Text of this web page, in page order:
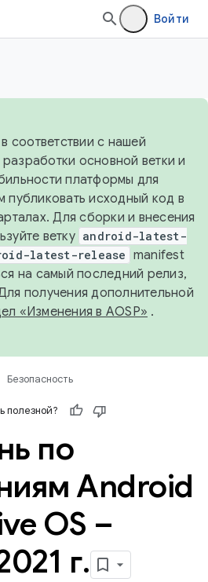
Войти
соответствии с нашей
основной ветки и
платформы для
публиковать исходный код в
Для сборки и внесения
ветку android-latest-
latest-release manifest
на самый последний релиз,
получения дополнительной
«Изменения в AOSP» .
Безопасность
полезной?
по
Android
OS –
г.